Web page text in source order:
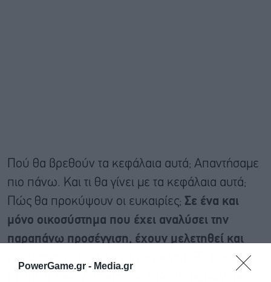
PowerGame.gr - Media.gr
Πού θα βρεθούν τα κεφάλαια αυτά; Απαντήσαμε
πιο πάνω. Και τι θα γίνει με τα κεφάλαια αυτά;
Πώς θα προκύψουν οι ευκαιρίες; Σε ένα και
μόνο οικοσύστημα που έχει αναλύσει την
παραπάνω προσέγγιση, έχουν μελετηθεί και
τουλάχιστον ογδόντα (80) projects